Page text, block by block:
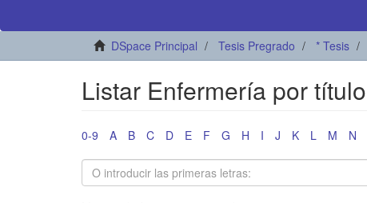
DSpace Principal Tesis Pregrado * Tesis
Listar Enfermería por título
0-9 A B C D E F G H I J K L M N